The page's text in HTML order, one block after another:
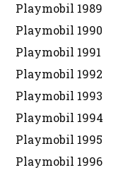
Playmobil 1989
Playmobil 1990
Playmobil 1991
Playmobil 1992
Playmobil 1993
Playmobil 1994
Playmobil 1995
Playmobil 1996